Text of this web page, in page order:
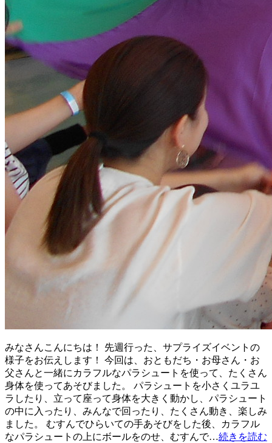
みなさんこんにちは！ 先週行った、サプライズイベントの
様子をお伝えします！ 今回は、おともだち・お母さん・お
父さんと一緒にカラフルなパラシュートを使って、たくさん
身体を使ってあそびました。 パラシュートを小さくユラユ
ラしたり、立って座って身体を大きく動かし、パラシュート
の中に入ったり、みんなで回ったり、たくさん動き、楽しみ
ました。 むすんでひらいての手あそびをした後、カラフル
なパラシュートの上にボールをのせ、むすんで…続きを読む